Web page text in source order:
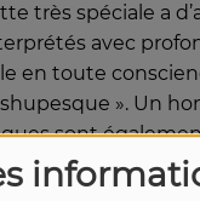
très spéciale a
avec
en toute
». Un
sont
de vous grâce au